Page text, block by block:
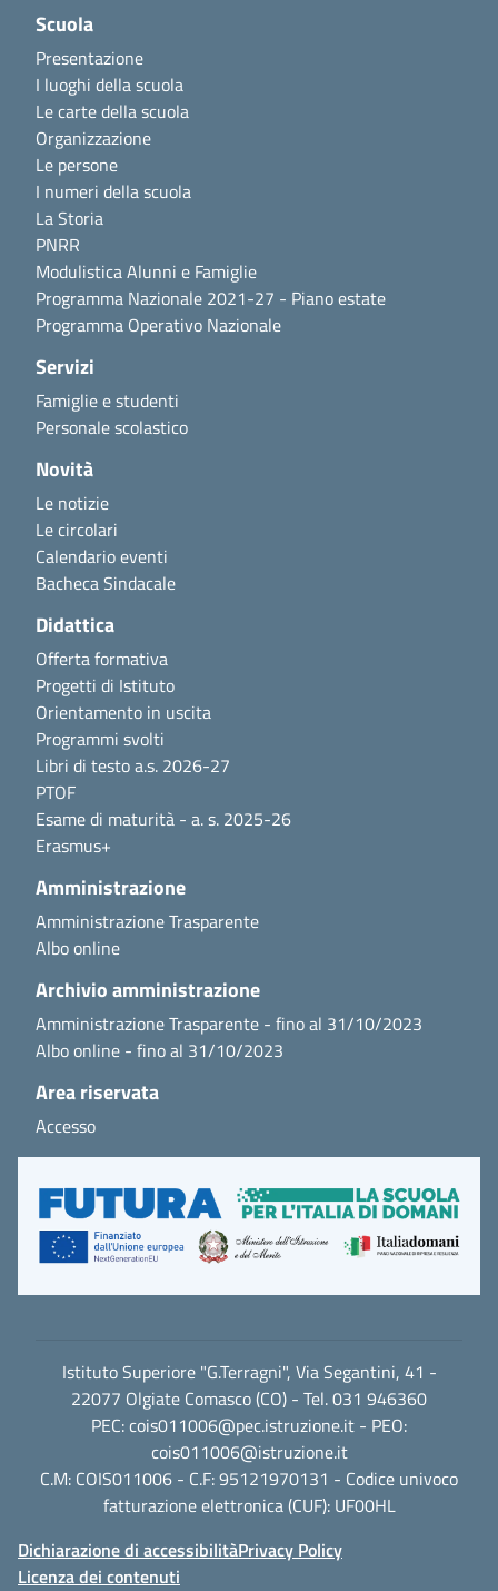
Scuola
Presentazione
I luoghi della scuola
Le carte della scuola
Organizzazione
Le persone
I numeri della scuola
La Storia
PNRR
Modulistica Alunni e Famiglie
Programma Nazionale 2021-27 - Piano estate
Programma Operativo Nazionale
Servizi
Famiglie e studenti
Personale scolastico
Novità
Le notizie
Le circolari
Calendario eventi
Bacheca Sindacale
Didattica
Offerta formativa
Progetti di Istituto
Orientamento in uscita
Programmi svolti
Libri di testo a.s. 2026-27
PTOF
Esame di maturità - a. s. 2025-26
Erasmus+
Amministrazione
Amministrazione Trasparente
Albo online
Archivio amministrazione
Amministrazione Trasparente - fino al 31/10/2023
Albo online - fino al 31/10/2023
Area riservata
Accesso
Istituto Superiore "G.Terragni", Via Segantini, 41 -
22077 Olgiate Comasco (CO) - Tel. 031 946360
PEC:cois011006@pec.istruzione.it - PEO:
cois011006@istruzione.it
C.M: COIS011006 - C.F: 95121970131 - Codice univoco
fatturazione elettronica (CUF): UF00HL
Dichiarazione di accessibilitàPrivacy Policy
Licenza dei contenuti